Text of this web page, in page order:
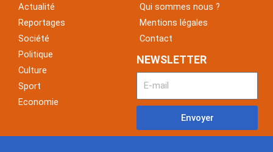
o
o
k
Actualité
Reportages
Société
Politique
Culture
Sport
Economie
Qui sommes nous ?
Mentions légales
Contact
NEWSLETTER
Envoyer